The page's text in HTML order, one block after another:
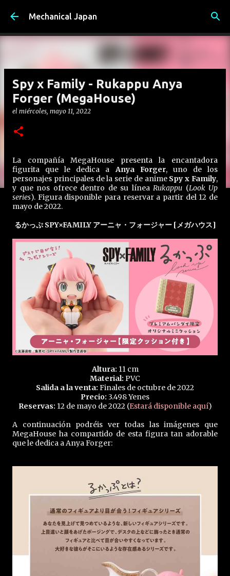
Ir al contenido principal
Mechanical Japan
Spy x Family - Rukappu Anya
Forger (MegaHouse)
el miércoles, mayo 11, 2022
La compañía MegaHouse presenta la encantadora
figurita que le dedica aAnya Forger, uno de los
personajes principales de la serie de anime Spy x Family,
y que nos ofrece dentro de su línea Rukappu (Look Up
series). Figura disponible para reservar a partir del 12 de
mayo de 2022.
るかっぷ SPY×FAMILY アーニャ・フォージャー [メガハウス]
Altura: 11 cm
Material: PVC
Salida a la venta: Finales de octubre de 2022
Precio: 3.498 Yenes
Reservas: 12 de mayo de 2022 (Estará disponible aquí)
A continuación podréis ver todas las imágenes que
MegaHouse ha compartido de esta figura tan adorable
que le dedica a Anya Forger: